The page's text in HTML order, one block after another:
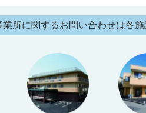
業所に関するお問い合わせは各